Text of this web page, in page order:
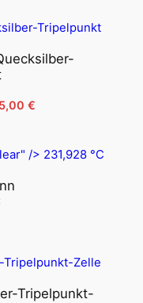
through
€
through
Tripelpunkt-